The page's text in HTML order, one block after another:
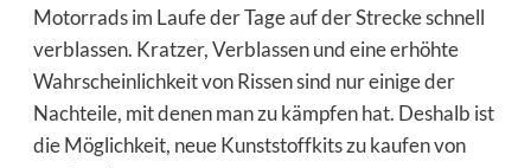
Motorrads im Laufe der Tage auf der Strecke schnell
verblassen. Kratzer, Verblassen und eine erhöhte
Wahrscheinlichkeit von Rissen sind nur einige der
Nachteile, mit denen man zu kämpfen hat. Deshalb ist
die Möglichkeit, neue Kunststoffkits zu kaufen von